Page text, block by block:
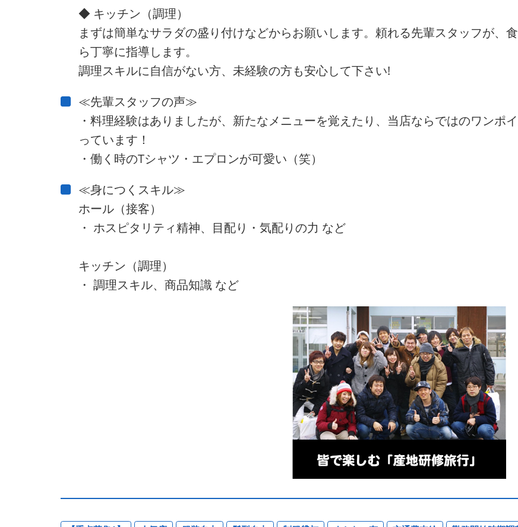
◆ キッチン（調理）
まずは簡単なサラダの盛り付けなどからお願いします。頼れる先輩スタッフが、
ら丁寧に指導します。
調理スキルに自信がない方、未経験の方も安心して下さい!
≪先輩スタッフの声≫
・料理経験はありましたが、新たなメニューを覚えたり、当店ならではのワンポ
っています！
・働く時のTシャツ・エプロンが可愛い（笑）
≪身につくスキル≫
ホール（接客）
・ ホスピタリティ精神、目配り・気配りの力 など
キッチン（調理）
・ 調理スキル、商品知識 など